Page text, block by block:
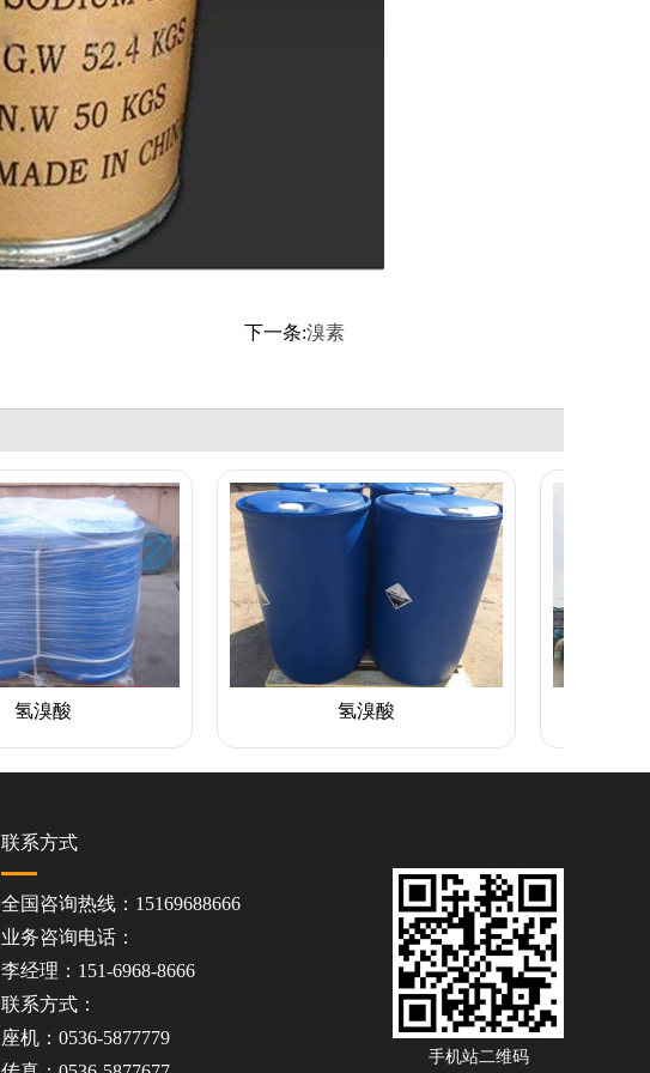
下一条:溴素
联系方式
全国咨询热线：15169688666
业务咨询电话：
李经理：151-6968-8666
联系方式：
座机：0536-5877779
手机站二维码